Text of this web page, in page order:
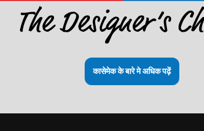
कासेमेक के बारे मे अधिक पढ़ें